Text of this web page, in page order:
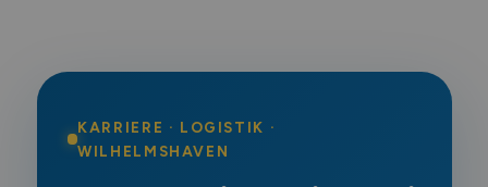
KARRIERE · LOGISTIK ·
WILHELMSHAVEN